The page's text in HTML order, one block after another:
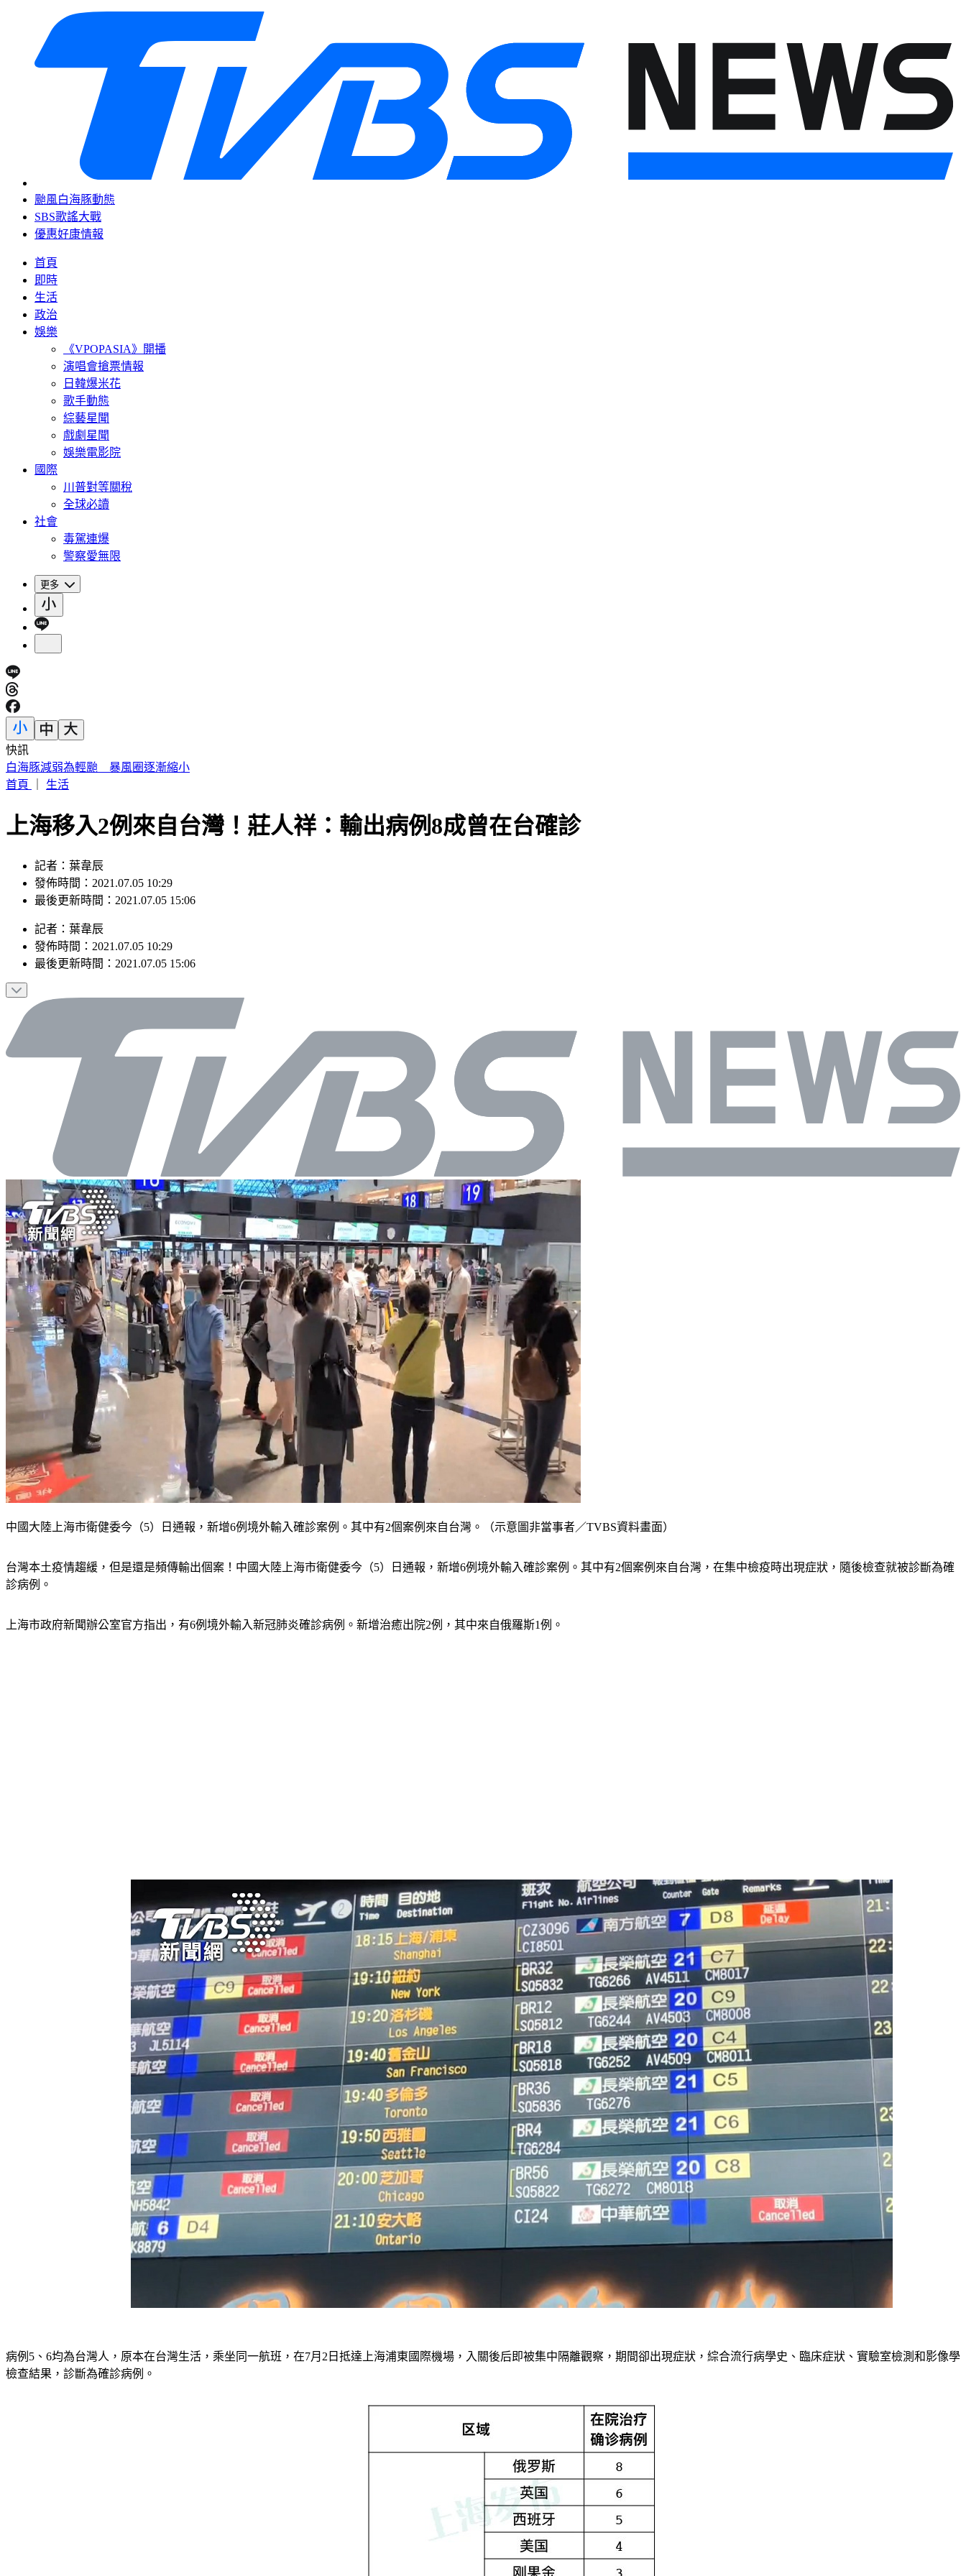
颱風白海豚動態
SBS歌謠大戰
優惠好康情報
首頁
即時
生活
政治
娛樂
《VPOPASIA》開播
演唱會搶票情報
日韓爆米花
歌手動態
綜藝星聞
戲劇星聞
娛樂電影院
國際
川普對等關稅
全球必讀
社會
毒駕連爆
警察愛無限
更多
快訊
駐歐外交官爆霸凌、徐佳青狂出國 他轟：政府官員風紀徹底棄守
首頁
生活
上海移入2例來自台灣！莊人祥：輸出病例8成曾在台確診
記者：葉韋辰
發佈時間：2021.07.05 10:29
最後更新時間：2021.07.05 15:06
記者 ： 葉韋辰
發佈時間： 2021.07.05 10:29
最後更新時間： 2021.07.05 15:06
中國大陸上海市衛健委今（5）日通報，新增6例境外輸入確診案例。其中有2個案例來自台灣。（示意圖非當事者／TVBS資料畫面）
台灣本土疫情趨緩，但是還是頻傳輸出個案！中國大陸上海市衛健委今（5）日通報，新增6例境外輸入確診案例。其中有2個案例來自台灣，在集中檢疫時出現症狀，隨後檢查就被診斷為確
診病例。
上海市政府新聞辦公室官方指出，有6例境外輸入新冠肺炎確診病例。新增治癒出院2例，其中來自俄羅斯1例。
病例5、6均為台灣人，原本在台灣生活，乘坐同一航班，在7月2日抵達上海浦東國際機場，入關後后即被集中隔離觀察，期間卻出現症狀，綜合流行病學史、臨床症狀、實驗室檢測和影像學
檢查結果，診斷為確診病例。